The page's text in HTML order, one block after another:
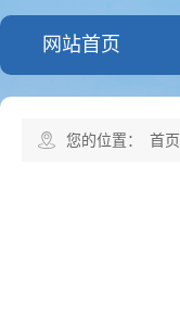
网站首页
您的位置： 首页